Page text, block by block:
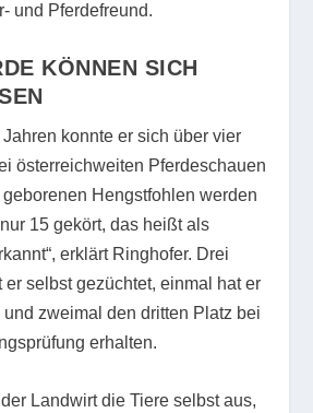
und Pferdefreund.
KÖNNEN SICH
Jahren konnte er sich über vier
österreichweiten Pferdeschauen
geborenen Hengstfohlen werden
15 gekört, das heißt als
erklärt Ringhofer. Drei
er selbst gezüchtet, einmal hat er
zweimal den dritten Platz bei
erhalten.
Landwirt die Tiere selbst aus,